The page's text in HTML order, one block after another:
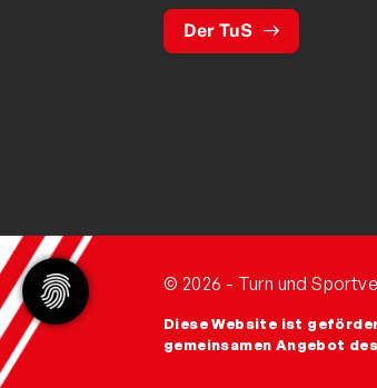
Der TuS
© 2026 - Turn und
Diese Website ist
gemeinsamen Angebot